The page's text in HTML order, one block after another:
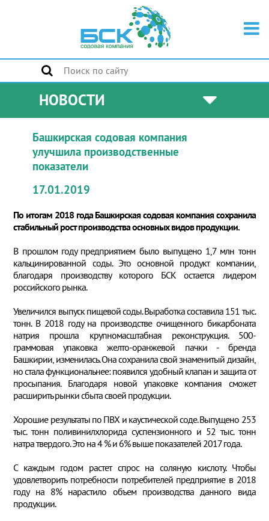
НОВОСТИ
Башкирская содовая компания
улучшила производственные
показатели
17.01.2019
По итогам 2018 года Башкирская содовая компания сохранила
стабильный рост производства основных видов продукции.
В прошлом году предприятием было выпущено 1,7 млн тонн
кальцинированной соды. Это основной продукт компании,
благодаря производству которого БСК остается лидером
российского рынка.
Увеличился выпуск пищевой соды. Выработка составила 151 тыс.
тонн. В 2018 году на производстве очищенного бикарбоната
натрия прошла крупномасштабная реконструкция. 500-
граммовая упаковка желто-оранжевой пачки - бренда
Башкирии, изменилась. Она сохранила свой знаменитый дизайн,
но стала функциональнее: появился удобный клапан и защита от
просыпания. Благодаря новой упаковке компания сможет
расширить рынки сбыта своей продукции.
Хорошие результаты по ПВХ и каустической соде. Выпущено 253
тыс. тонн поливинилхлорида суспензионного и 52 тыс. тонн
натра твердого. Это на 4 % и 6% выше показателей 2017 года.
С каждым годом растет спрос на соляную кислоту. Чтобы
удовлетворить потребности потребителей предприятие в 2018
году на 8% нарастило объем производства данного вида
продукции.